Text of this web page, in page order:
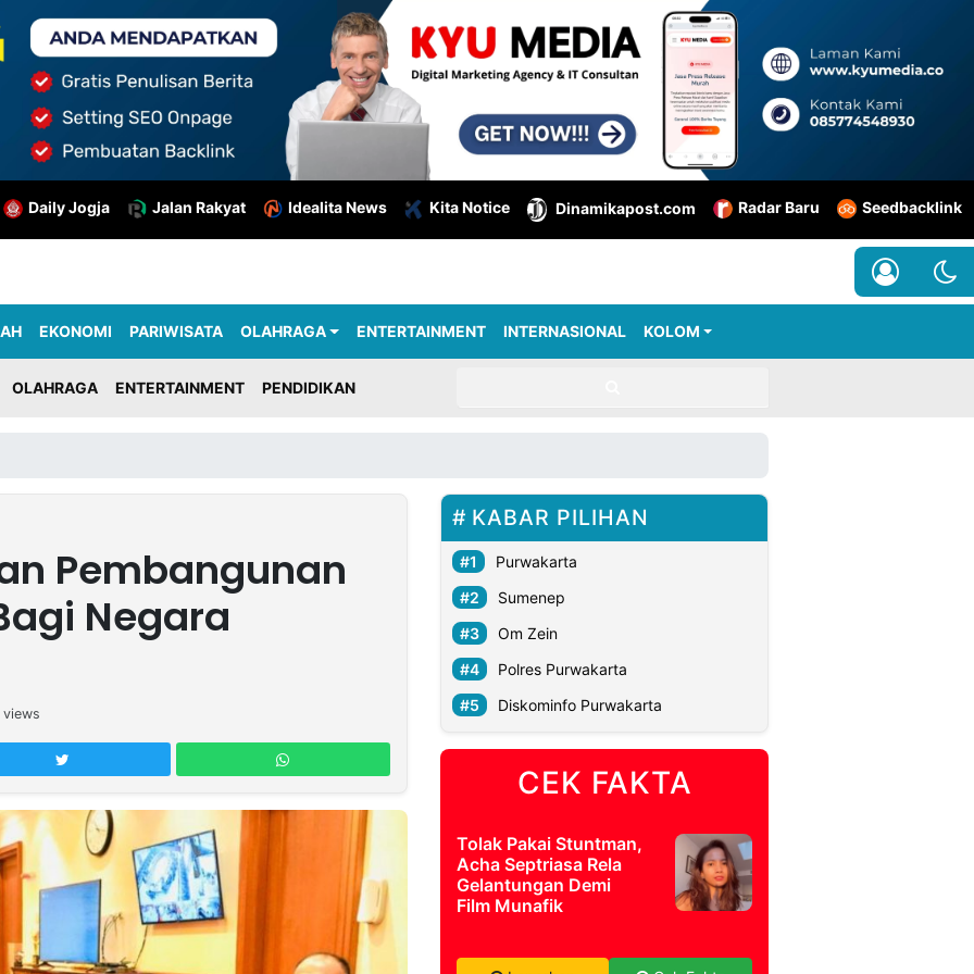
Daily Jogja Jalan Rakyat Idealita News Kita Notice Dinamikapost.com Radar Baru Seedbacklink
EKONOMI PARIWISATA OLAHRAGA ENTERTAINMENT INTERNASIONAL KOLOM
OLAHRAGA ENTERTAINMENT PENDIDIKAN
Pembangunan
Negara
views
KABAR PILIHAN
Purwakarta
Sumenep
Om Zein
Polres Purwakarta
Diskominfo Purwakarta
CEK FAKTA
Tolak Pakai Stuntman,
Acha Septriasa Rela
Gelantungan Demi
Film Munafik